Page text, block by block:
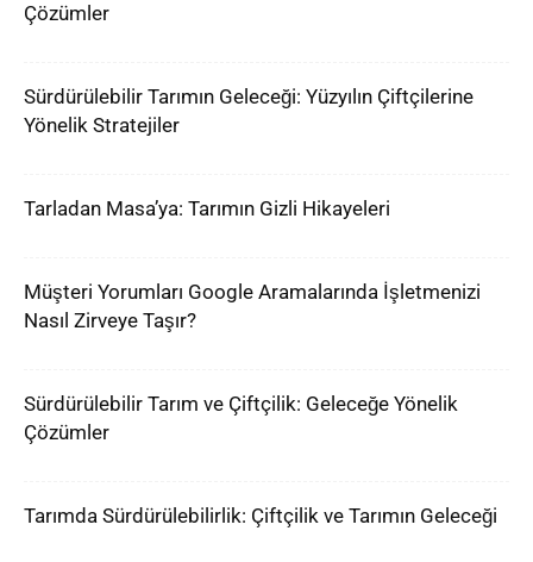
Çözümler
Sürdürülebilir Tarımın Geleceği: Yüzyılın Çiftçilerine
Yönelik Stratejiler
Tarladan Masa’ya: Tarımın Gizli Hikayeleri
Müşteri Yorumları Google Aramalarında İşletmenizi
Nasıl Zirveye Taşır?
Sürdürülebilir Tarım ve Çiftçilik: Geleceğe Yönelik
Çözümler
Tarımda Sürdürülebilirlik: Çiftçilik ve Tarımın Geleceği